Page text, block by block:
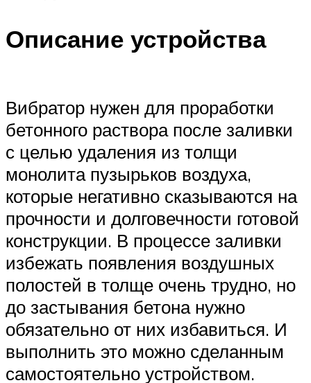
Описание устройства
Вибратор нужен для проработки
бетонного раствора после заливки
с целью удаления из толщи
монолита пузырьков воздуха,
которые негативно сказываются на
прочности и долговечности готовой
конструкции. В процессе заливки
избежать появления воздушных
полостей в толще очень трудно, но
до застывания бетона нужно
обязательно от них избавиться. И
выполнить это можно сделанным
самостоятельно устройством.